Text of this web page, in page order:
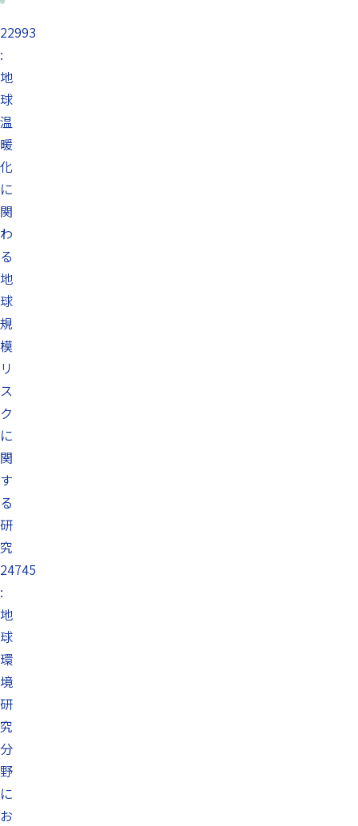
22993
:
地
球
温
暖
化
に
関
わ
る
地
球
規
模
リ
ス
ク
に
関
す
る
研
究
24745
:
地
球
環
境
研
究
分
野
に
お